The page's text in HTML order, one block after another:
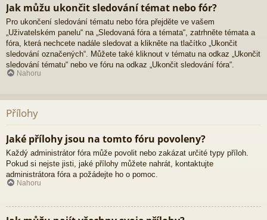
Jak můžu ukončit sledování témat nebo fór?
Pro ukončení sledování tématu nebo fóra přejděte ve vašem
„Uživatelském panelu“ na „Sledovaná fóra a témata“, zatrhněte témata a
fóra, která nechcete nadále sledovat a klikněte na tlačítko „Ukončit
sledování označených“. Můžete také kliknout v tématu na odkaz „Ukončit
sledování tématu“ nebo ve fóru na odkaz „Ukončit sledování fóra“.
Nahoru
Přílohy
Jaké přílohy jsou na tomto fóru povoleny?
Každý administrátor fóra může povolit nebo zakázat určité typy příloh.
Pokud si nejste jisti, jaké přílohy můžete nahrát, kontaktujte
administrátora fóra a požádejte ho o pomoc.
Nahoru